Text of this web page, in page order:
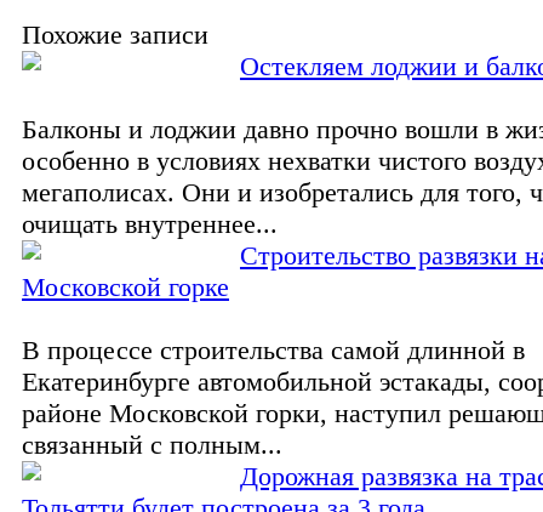
Похожие записи
Остекляем лоджии и
Балконы и лоджии давно прочно вошли в
особенно в условиях нехватки чистого
мегаполисах. Они и изобретались для того,
очищать внутреннее...
Строительство развязки
Московской горке
В процессе строительства самой длинной в
Екатеринбурге автомобильной эстакады,
районе Московской горки, наступил
связанный с полным...
Дорожная развязка на